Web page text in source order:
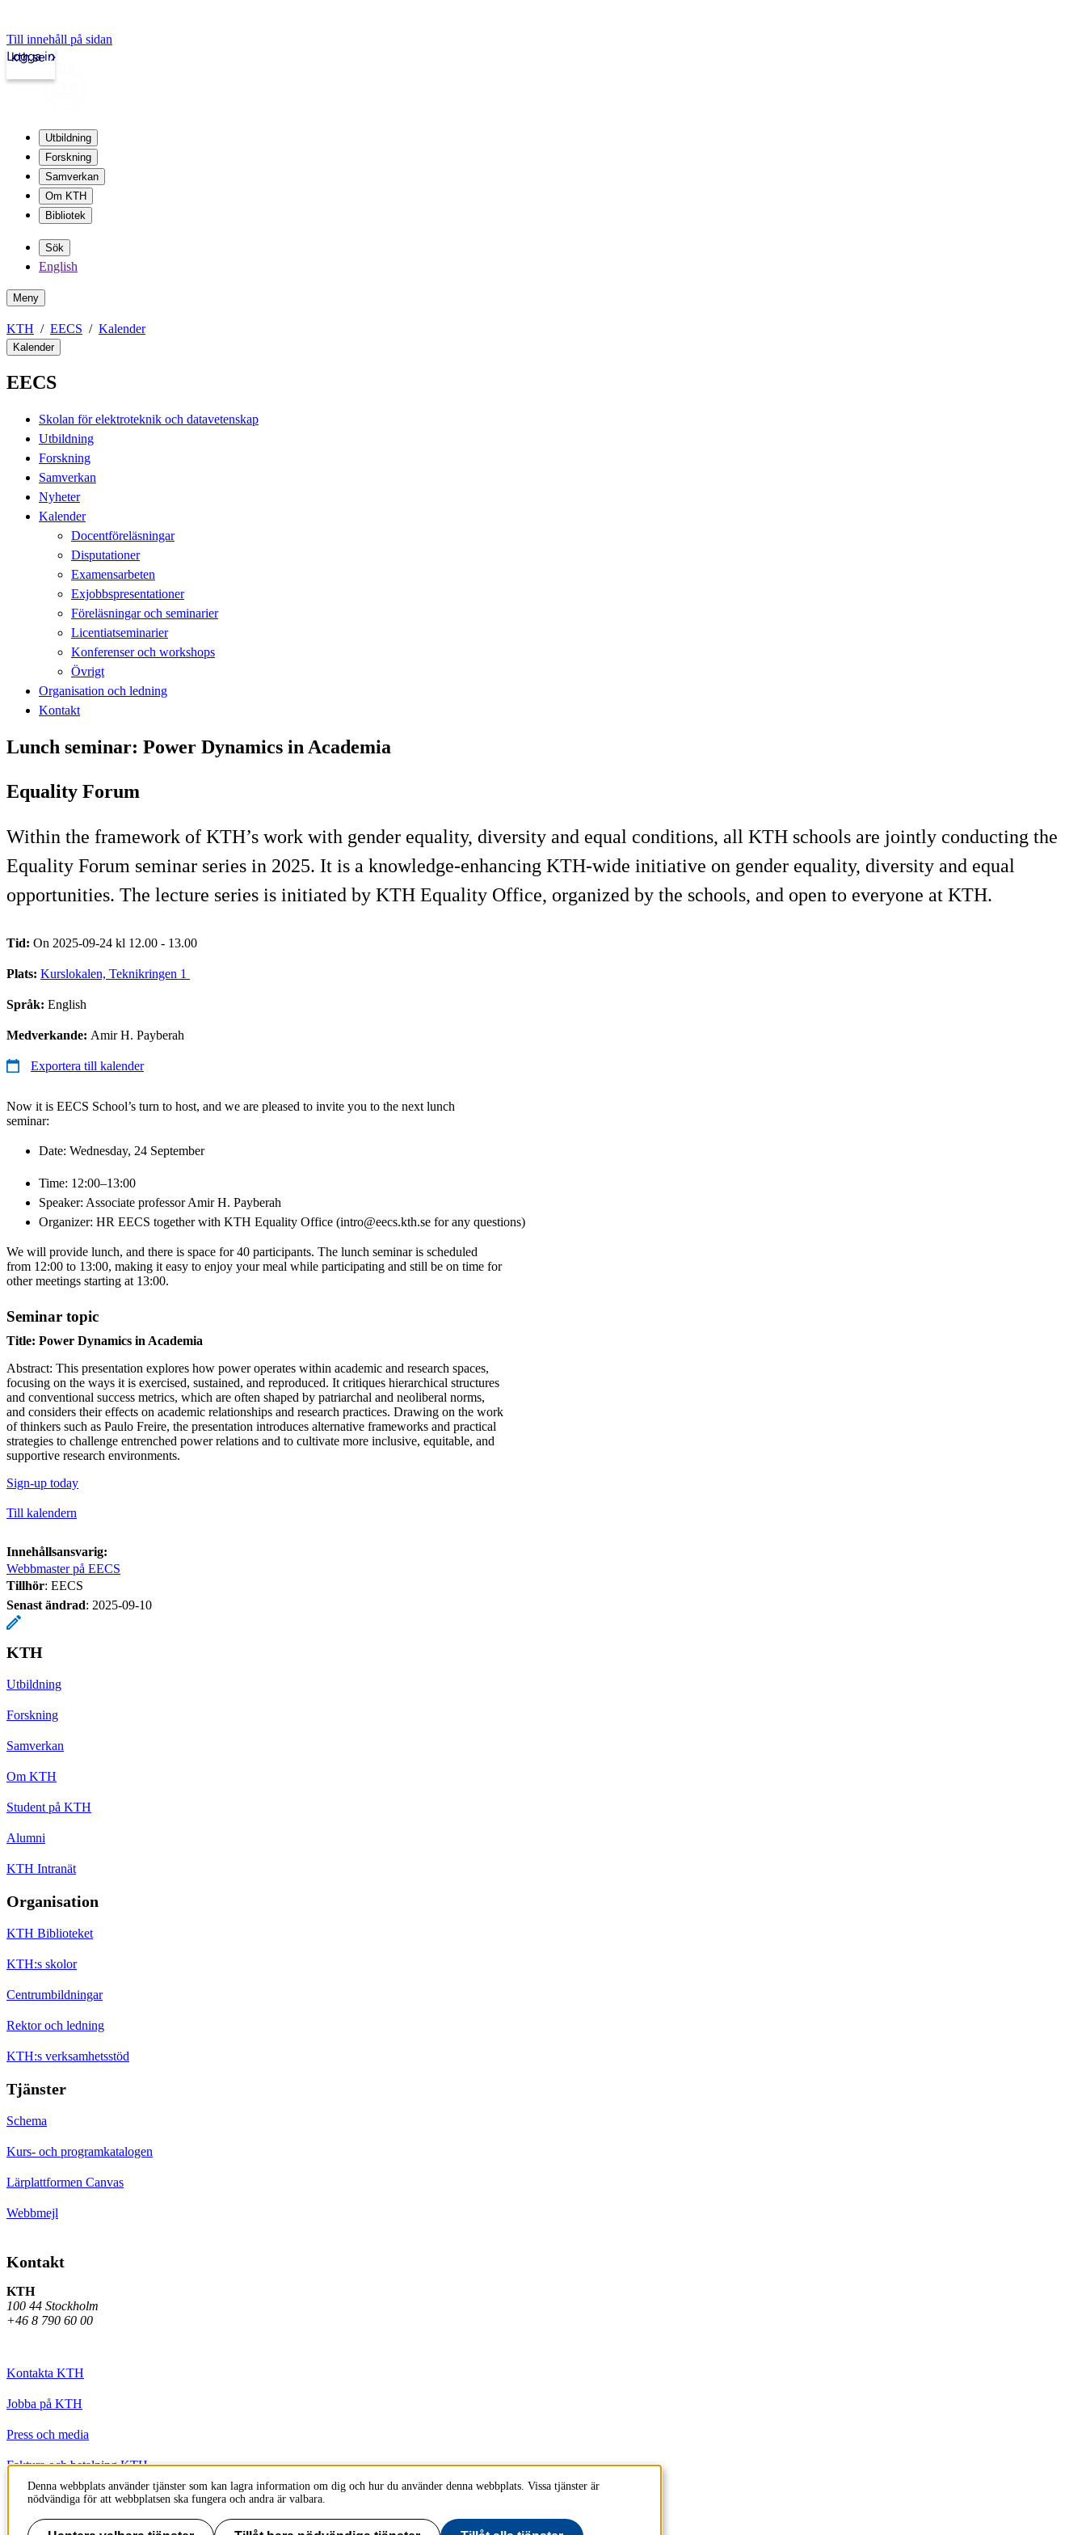
Till innehåll på sidan
kth.se
Logga in
Utbildning
Forskning
Samverkan
Om KTH
Bibliotek
Sök
English
Meny
KTH EECS Kalender
Kalender
EECS
Skolan för elektroteknik och datavetenskap
Utbildning
Forskning
Samverkan
Nyheter
Kalender
Docentföreläsningar
Disputationer
Examensarbeten
Exjobbspresentationer
Föreläsningar och seminarier
Licentiatseminarier
Konferenser och workshops
Övrigt
Organisation och ledning
Kontakt
Lunch seminar: Power Dynamics in Academia
Equality Forum
Within the framework of KTH’s work with gender equality, diversity and equal conditions, all KTH schools are jointly conducting the
Equality Forum seminar series in 2025. It is a knowledge-enhancing KTH-wide initiative on gender equality, diversity and equal
opportunities. The lecture series is initiated by KTH Equality Office, organized by the schools, and open to everyone at KTH.
Tid: On 2025-09-24 kl 12.00 - 13.00
Plats: Kurslokalen, Teknikringen 1
Språk: English
Medverkande: Amir H. Payberah
Exportera till kalender
Now it is EECS School’s turn to host, and we are pleased to invite you to the next lunch
seminar:
Date: Wednesday, 24 September
Time: 12:00–13:00
Speaker: Associate professor Amir H. Payberah
Organizer: HR EECS together with KTH Equality Office (intro@eecs.kth.se for any questions)
We will provide lunch, and there is space for 40 participants. The lunch seminar is scheduled
from 12:00 to 13:00, making it easy to enjoy your meal while participating and still be on time for
other meetings starting at 13:00.
Seminar topic
Title: Power Dynamics in Academia
Abstract: This presentation explores how power operates within academic and research spaces,
focusing on the ways it is exercised, sustained, and reproduced. It critiques hierarchical structures
and conventional success metrics, which are often shaped by patriarchal and neoliberal norms,
and considers their effects on academic relationships and research practices. Drawing on the work
of thinkers such as Paulo Freire, the presentation introduces alternative frameworks and practical
strategies to challenge entrenched power relations and to cultivate more inclusive, equitable, and
supportive research environments.
Sign-up today
Till kalendern
Innehållsansvarig:
Webbmaster på EECS
Tillhör: EECS
Senast ändrad: 2025-09-10
KTH
Utbildning
Forskning
Samverkan
Om KTH
Student på KTH
Alumni
KTH Intranät
Organisation
KTH Biblioteket
KTH:s skolor
Centrumbildningar
Rektor och ledning
KTH:s verksamhetsstöd
Tjänster
Schema
Kurs- och programkatalogen
Lärplattformen Canvas
Webbmejl
Kontakt
KTH
100 44 Stockholm
+46 8 790 60 00
Kontakta KTH
Jobba på KTH
Press och media
Faktura och betalning KTH
Om KTH:s webbplatser
Tillgänglighetsredogörelse
Denna webbplats använder tjänster som kan lagra information om dig och hur du använder denna webbplats. Vissa tjänster är
nödvändiga för att webbplatsen ska fungera och andra är valbara.